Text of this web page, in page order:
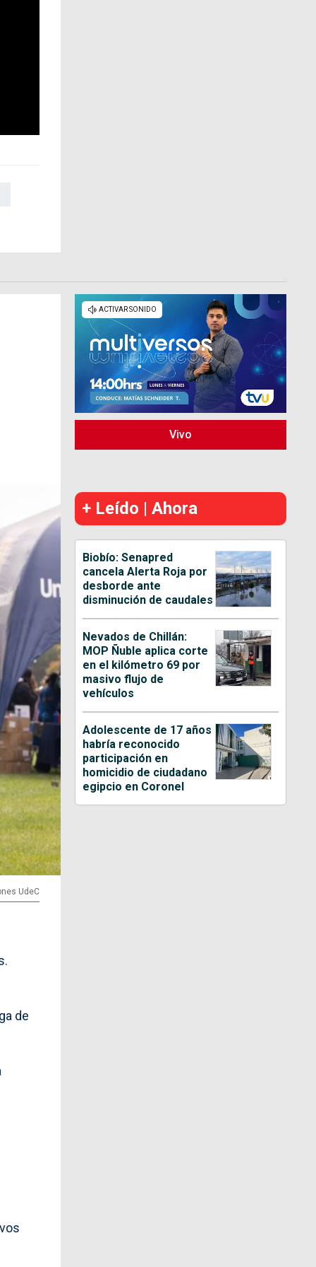
UdeC
de
Vivo
+ Leído | Ahora
Biobío: Senapred
cancela Alerta Roja por
desborde ante
disminución de caudales
Nevados de Chillán:
MOP Ñuble aplica corte
en el kilómetro 69 por
masivo flujo de
vehículos
Adolescente de 17 años
habría reconocido
participación en
homicidio de ciudadano
egipcio en Coronel